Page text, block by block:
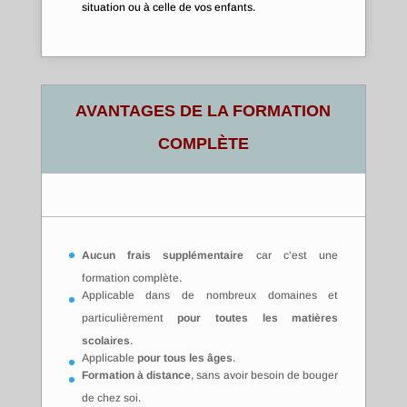
situation ou à celle de vos enfants.
AVANTAGES DE LA FORMATION
COMPLÈTE
Aucun frais supplémentaire car c’est une
formation complète.
Applicable dans de nombreux domaines et
particulièrementpour toutes les matières
scolaires.
Applicable pour tous les âges.
Formation à distance, sans avoir besoin de bouger
de chez soi.